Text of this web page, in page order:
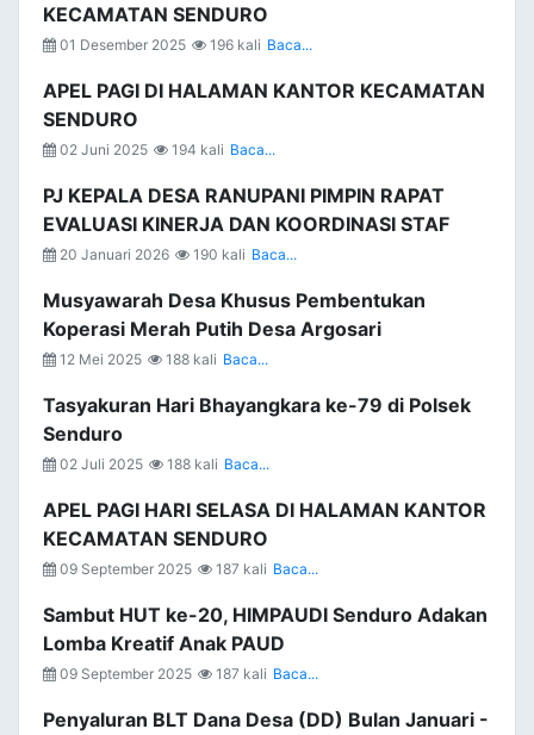
KECAMATAN SENDURO
01 Desember 2025 196 kali Baca...
APEL PAGI DI HALAMAN KANTOR KECAMATAN
SENDURO
02 Juni 2025 194 kali Baca...
PJ KEPALA DESA RANUPANI PIMPIN RAPAT
EVALUASI KINERJA DAN KOORDINASI STAF
20 Januari 2026 190 kali Baca...
Musyawarah Desa Khusus Pembentukan
Koperasi Merah Putih Desa Argosari
12 Mei 2025 188 kali Baca...
Tasyakuran Hari Bhayangkara ke-79 di Polsek
Senduro
02 Juli 2025 188 kali Baca...
APEL PAGI HARI SELASA DI HALAMAN KANTOR
KECAMATAN SENDURO
09 September 2025 187 kali Baca...
Sambut HUT ke-20, HIMPAUDI Senduro Adakan
Lomba Kreatif Anak PAUD
09 September 2025 187 kali Baca...
Penyaluran BLT Dana Desa (DD) Bulan Januari -